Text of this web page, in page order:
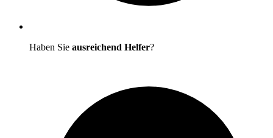
Haben Sie ausreichend Helfer?